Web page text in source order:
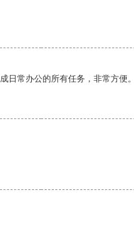
日常办公的所有任务，非常方便。